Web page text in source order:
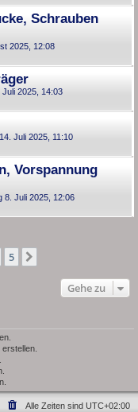
Schrauben
2025, 12:08
2025, 14:03
Juli 2025, 11:10
Vorspannung
8. Juli 2025, 12:06
5
Gehe zu
Alle Zeiten sind UTC+02:00